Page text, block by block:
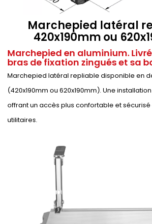
Marchepied latéral
420x190mm ou
Marchepied en aluminium.
bras de fixation zingués et sa
Marchepied latéral repliable disponible en
(420x190mm ou 620x190mm). Une
offrant un accès plus confortable et
utilitaires.